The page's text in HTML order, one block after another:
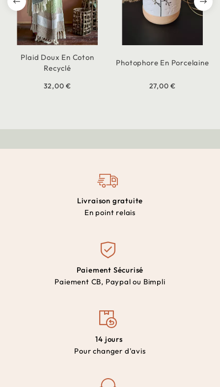
Plaid Doux En Coton
Recyclé
32,00 €
Photophore En Porcelaine
27,00 €
Livraison gratuite
En point relais
Paiement Sécurisé
Paiement CB, Paypal ou Bimpli
14 jours
Pour changer d'avis